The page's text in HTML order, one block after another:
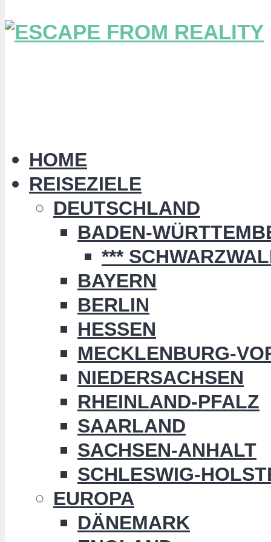
HOME
REISEZIELE
DEUTSCHLAND
BADEN-
***
BAYERN
BERLIN
HESSEN
MECKLENBURG-
NIEDERSACHSEN
RHEINLAND-PFALZ
SAARLAND
SACHSEN-ANHALT
SCHLESWIG-
EUROPA
DÄNEMARK